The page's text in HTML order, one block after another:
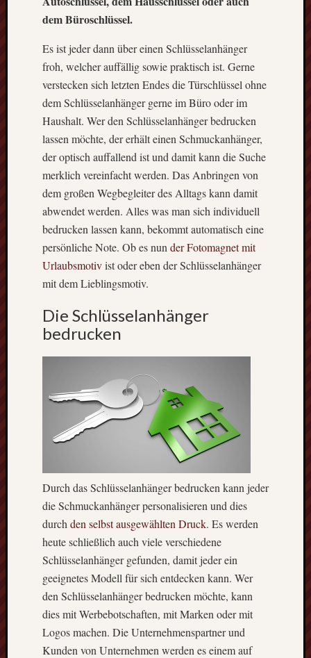
dem Büroschlüssel.
Es ist jeder dann über einen Schlüsselanhänger
froh, welcher auffällig sowie praktisch ist. Gerne
verstecken sich letzten Endes die Türschlüssel ohne
dem Schlüsselanhänger gerne im Büro oder im
Haushalt. Wer den Schlüsselanhänger bedrucken
lassen möchte, der erhält einen Schmuckanhänger,
der optisch auffallend ist und damit kann die Suche
merklich vereinfacht werden. Das Anbringen von
dem großen Wegbegleiter des Alltags kann damit
abwendet werden. Alles was man sich individuell
bedrucken lassen kann, bekommt automatisch eine
persönliche Note. Ob es nun der Fotomagnet mit
Urlaubsmotivist oder eben der Schlüsselanhänger
mit dem Lieblingsmotiv.
Die Schlüsselanhänger
bedrucken
Durch das Schlüsselanhänger bedrucken kann jeder
die Schmuckanhänger personalisieren und dies
durch den selbst ausgewählten Druck. Es werden
heute schließlich auch viele verschiedene
Schlüsselanhänger gefunden, damit jeder ein
geeignetes Modell für sich entdecken kann. Wer
den Schlüsselanhänger bedrucken möchte, kann
dies mit Werbebotschaften, mit Marken oder mit
Logos machen. Die Unternehmenspartner und
Kunden von Unternehmen werden es einem auf